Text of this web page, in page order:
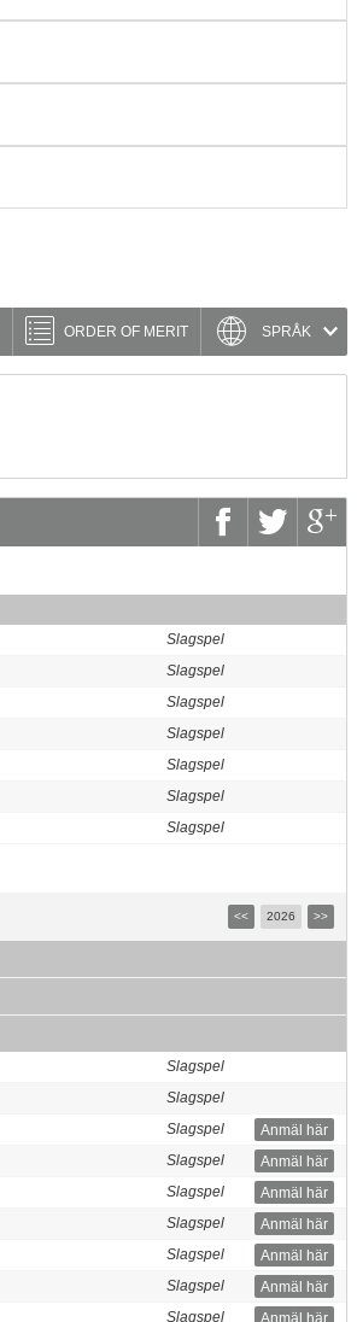
ORDER OF MERIT SPRÅK
Slagspel
Slagspel
Slagspel
Slagspel
Slagspel
Slagspel
Slagspel
<< 2026 >>
Slagspel
Slagspel
Anmäl här
Slagspel
Anmäl här
Slagspel
Anmäl här
Slagspel
Anmäl här
Slagspel
Anmäl här
Slagspel
Anmäl här
Slagspel
Slagspel